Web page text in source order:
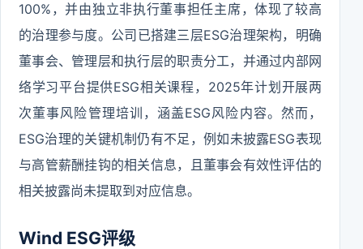
100%，并由独立非执行董事担任主席，体现了较高
的治理参与度。公司已搭建三层ESG治理架构，明确
董事会、管理层和执行层的职责分工，并通过内部网
络学习平台提供ESG相关课程，2025年计划开展两
次董事风险管理培训，涵盖ESG风险内容。然而，
ESG治理的关键机制仍有不足，例如未披露ESG表现
与高管薪酬挂钩的相关信息，且董事会有效性评估的
相关披露尚未提取到对应信息。
Wind ESG评级